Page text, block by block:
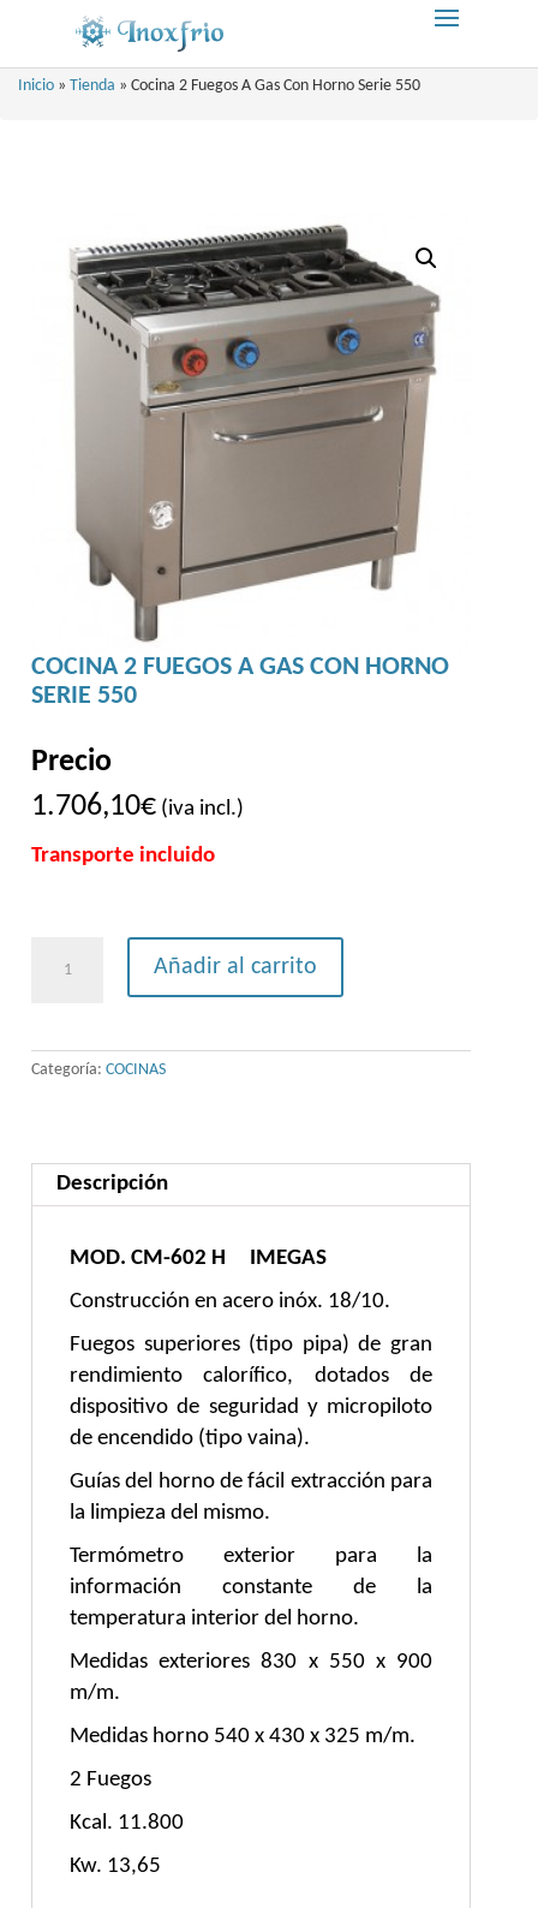
Inicio » Tienda » Cocina 2 Fuegos A Gas Con Horno Serie 550
COCINA 2 FUEGOS A GAS CON HORNO
SERIE 550
Precio
1.706,10€ (iva incl.)
Transporte incluido
Gas
Serie
550
Añadir al carrito
Categoría:COCINAS
Descripción
MOD. CM-602 H IMEGAS
Construcción en acero inóx. 18/10.
Fuegos superiores (tipo pipa) de gran
rendimiento calorífico, dotados de
dispositivo de seguridad y micropiloto
de encendido (tipo vaina).
Guías del horno de fácil extracción para
la limpieza del mismo.
Termómetro exterior para la
información constante de la
temperatura interior del horno.
Medidas exteriores 830 x 550 x 900
m/m.
Medidas horno 540 x 430 x 325 m/m.
2 Fuegos
Kcal. 11.800
Kw. 13,65